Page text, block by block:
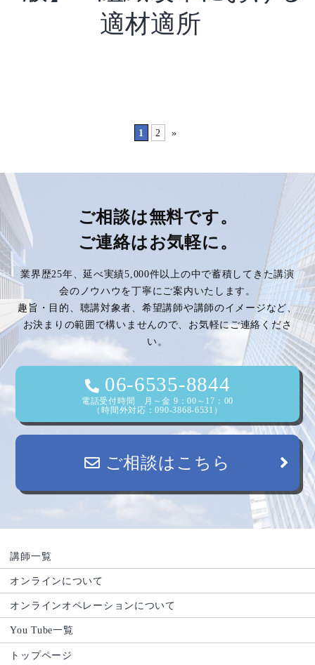
適材適所
1 2 »
ご相談は無料です。
ご連絡はお気軽に。
業界歴25年、延べ実績5,000件以上の中で蓄積してきた講演
会のノウハウを丁寧にご案内いたします。
趣旨・目的、聴講対象者、希望講師や講師のイメージなど、
お決まりの範囲で構いませんので、お気軽にご連絡くださ
い。
06-6535-8844
電話受付時間 月～金 9：00～17：00
（時間外対応：090-3868-6531）
ご相談はこちら
講師一覧
オンラインについて
オンラインオペレーションについて
You Tube一覧
トップページ